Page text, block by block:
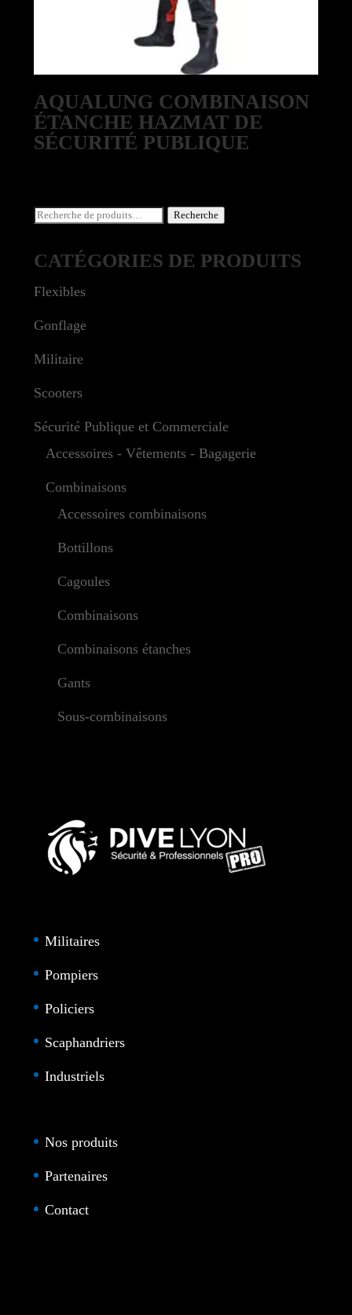
AQUALUNG COMBINAISON
ÉTANCHE HAZMAT DE
SÉCURITÉ PUBLIQUE
Recherche
Recherche
CATÉGORIES DE PRODUITS
Flexibles
Gonflage
Militaire
Scooters
Sécurité Publique et Commerciale
Accessoires - Vêtements - Bagagerie
Combinaisons
Accessoires combinaisons
Bottillons
Cagoules
Combinaisons
Combinaisons étanches
Gants
Sous-combinaisons
Militaires
Pompiers
Policiers
Scaphandriers
Industriels
Nos produits
Partenaires
Contact